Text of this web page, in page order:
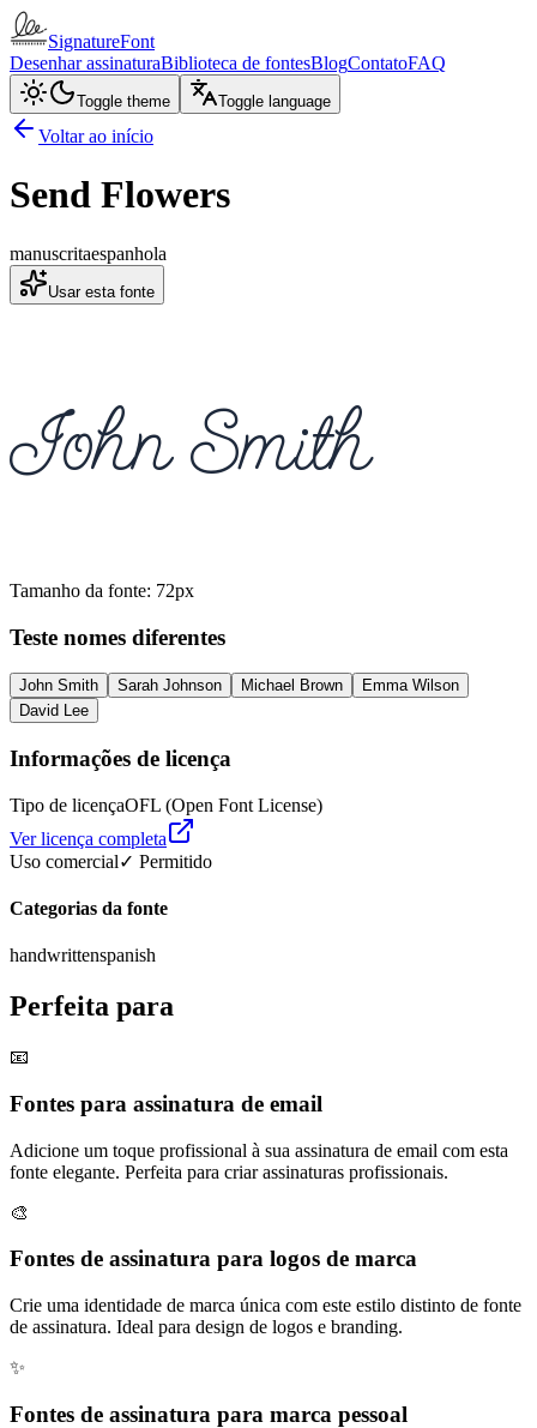
SignatureFont
Desenhar assinaturaBiblioteca de fontesBlogContatoFAQ
Toggle theme Toggle language
Voltar ao início
Send Flowers
manuscritaespanhola
Usar esta fonte
John Smith
Tamanho da fonte: 72px
Teste nomes diferentes
John Smith Sarah Johnson Michael Brown
Emma Wilson
David Lee
Informações de licença
Tipo de licençaOFL (Open Font License)
Ver licença completa
Uso comercial✓ Permitido
Categorias da fonte
handwrittenspanish
Perfeita para
📧
Fontes para assinatura de email
Adicione um toque profissional à sua assinatura de email com esta
fonte elegante. Perfeita para criar assinaturas profissionais.
🎨
Fontes de assinatura para logos de marca
Crie uma identidade de marca única com este estilo distinto de fonte
de assinatura. Ideal para design de logos e branding.
✨
Fontes de assinatura para marca pessoal